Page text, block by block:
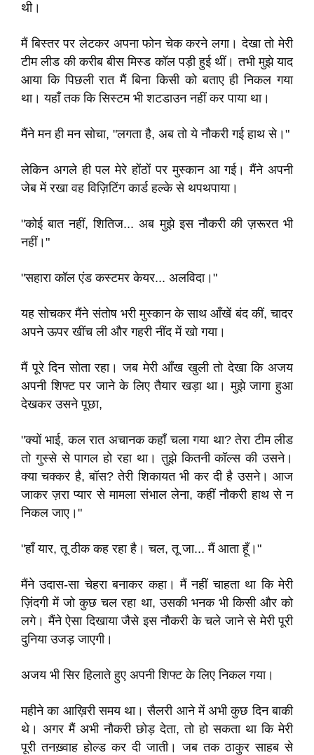
थी।
मैं बिस्तर पर लेटकर अपना फोन चेक करने लगा। देखा तो मेरी
टीम लीड की करीब बीस मिस्ड कॉल पड़ी हुई थीं। तभी मुझे याद
आया कि पिछली रात मैं बिना किसी को बताए ही निकल गया
था। यहाँ तक कि सिस्टम भी शटडाउन नहीं कर पाया था।
मैंने मन ही मन सोचा, "लगता है, अब तो ये नौकरी गई हाथ से।"
लेकिन अगले ही पल मेरे होंठों पर मुस्कान आ गई। मैंने अपनी
जेब में रखा वह विज़िटिंग कार्ड हल्के से थपथपाया।
"कोई बात नहीं, शितिज... अब मुझे इस नौकरी की ज़रूरत भी
नहीं।"
"सहारा कॉल एंड कस्टमर केयर... अलविदा।"
यह सोचकर मैंने संतोष भरी मुस्कान के साथ आँखें बंद कीं, चादर
अपने ऊपर खींच ली और गहरी नींद में खो गया।
मैं पूरे दिन सोता रहा। जब मेरी आँख खुली तो देखा कि अजय
अपनी शिफ्ट पर जाने के लिए तैयार खड़ा था। मुझे जागा हुआ
देखकर उसने पूछा,
"क्यों भाई, कल रात अचानक कहाँ चला गया था? तेरा टीम लीड
तो गुस्से से पागल हो रहा था। तुझे कितनी कॉल्स की उसने।
क्या चक्कर है, बॉस? तेरी शिकायत भी कर दी है उसने। आज
जाकर ज़रा प्यार से मामला संभाल लेना, कहीं नौकरी हाथ से न
निकल जाए।"
"हाँ यार, तू ठीक कह रहा है। चल, तू जा... मैं आता हूँ।"
मैंने उदास-सा चेहरा बनाकर कहा। मैं नहीं चाहता था कि मेरी
ज़िंदगी में जो कुछ चल रहा था, उसकी भनक भी किसी और को
लगे। मैंने ऐसा दिखाया जैसे इस नौकरी के चले जाने से मेरी पूरी
दुनिया उजड़ जाएगी।
अजय भी सिर हिलाते हुए अपनी शिफ्ट के लिए निकल गया।
महीने का आख़िरी समय था। सैलरी आने में अभी कुछ दिन बाकी
थे। अगर मैं अभी नौकरी छोड़ देता, तो हो सकता था कि मेरी
पूरी तनख़्वाह होल्ड कर दी जाती। जब तक ठाकुर साहब से